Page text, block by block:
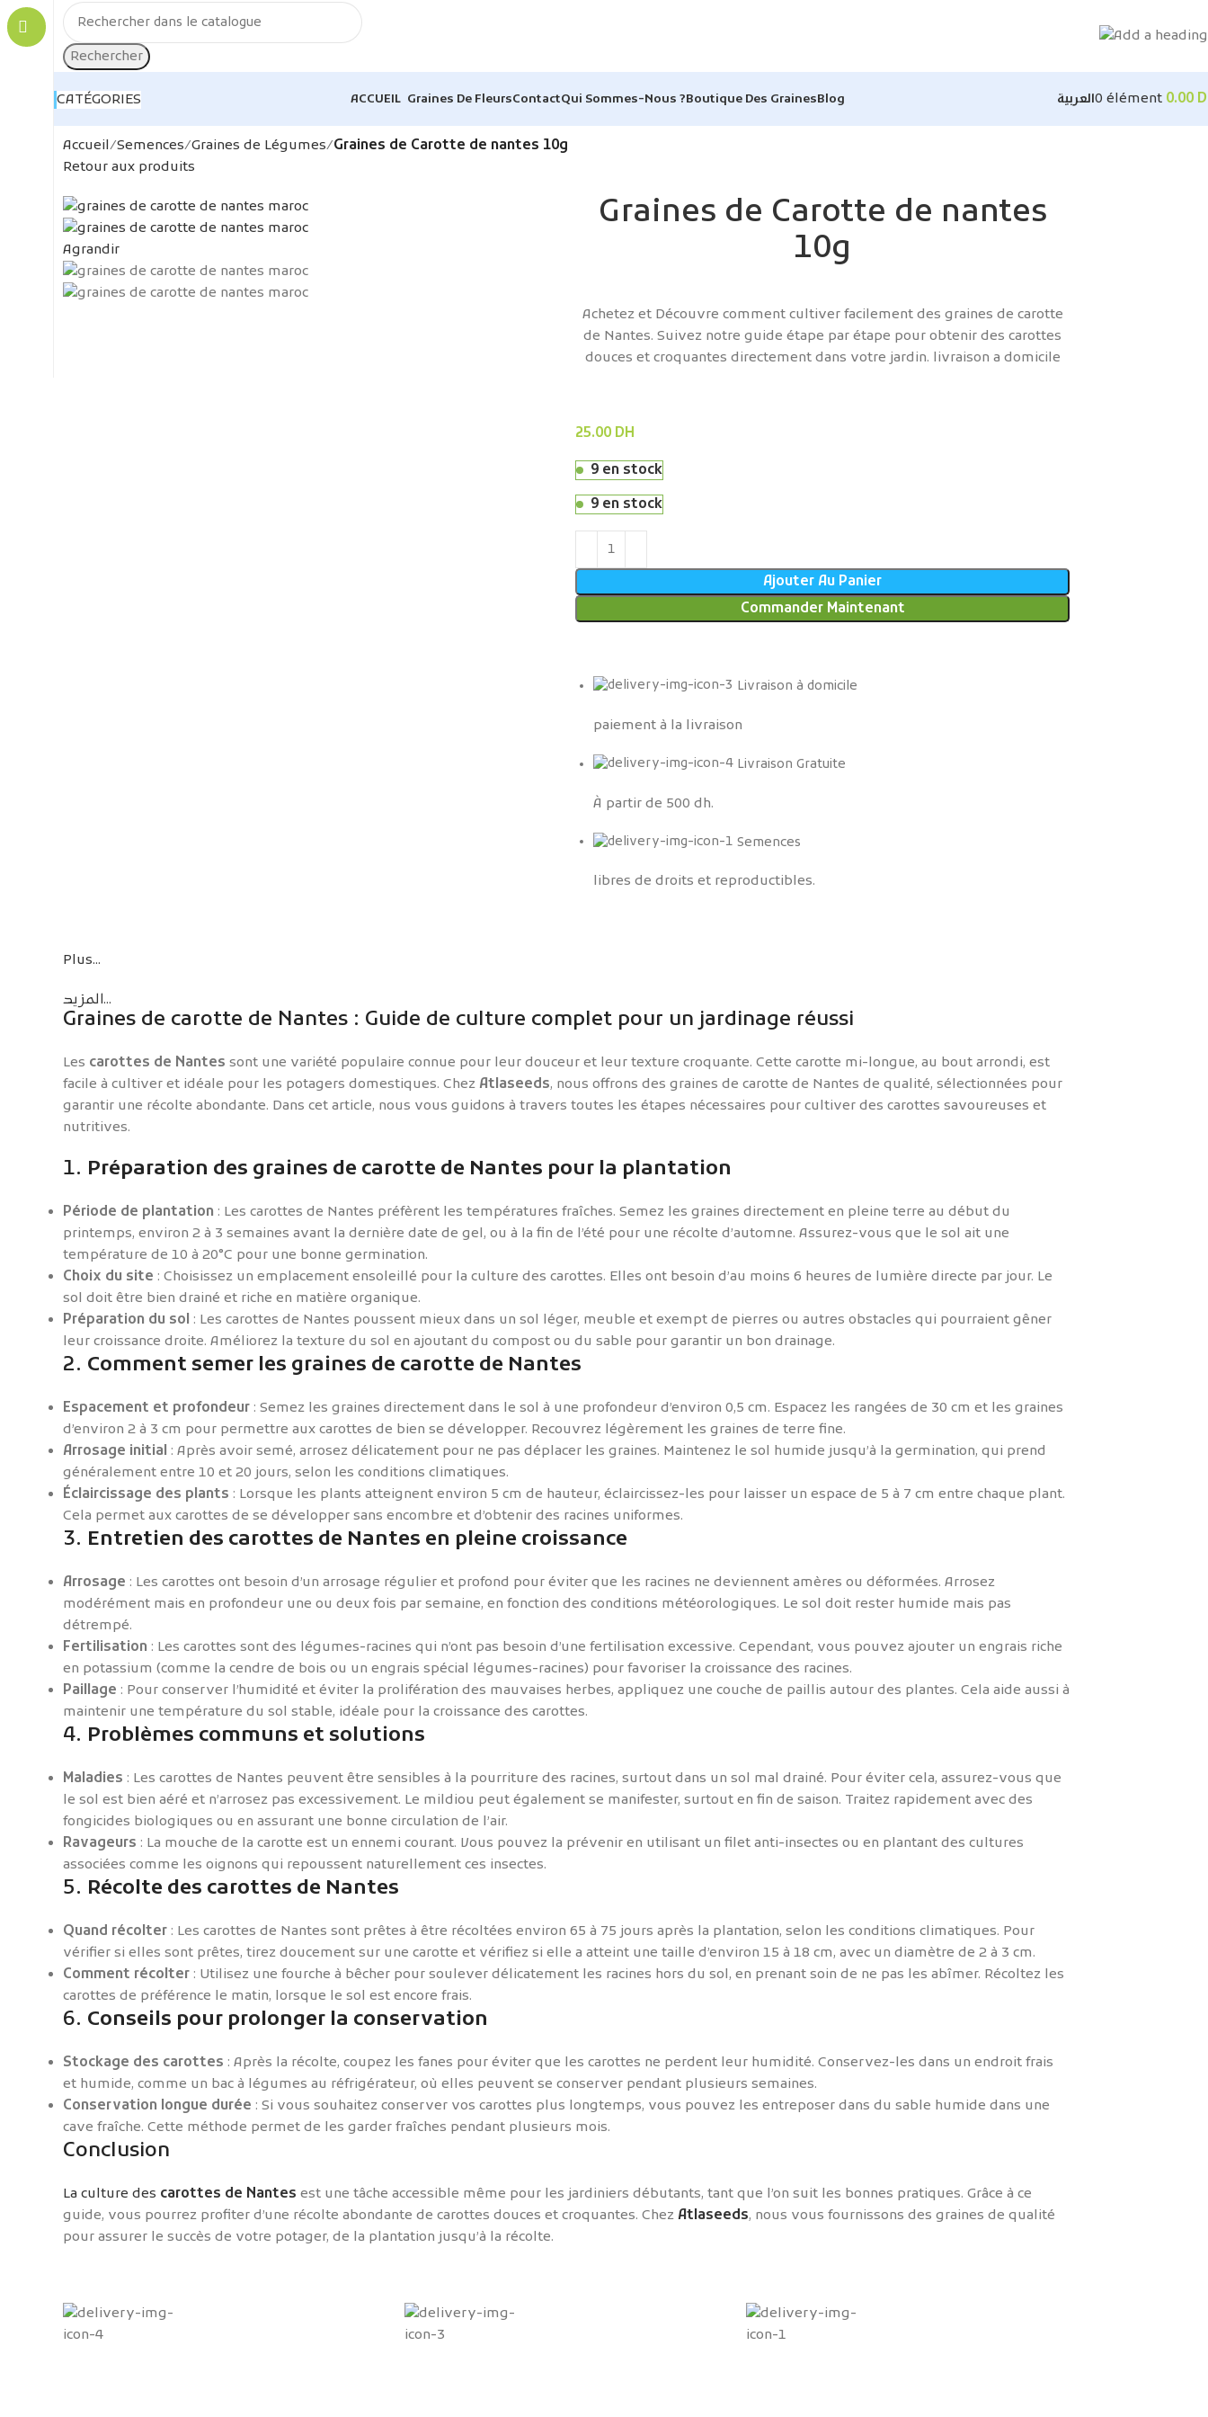
Rechercher
CATÉGORIES ACCUEIL Graines De FleursContactQui Sommes-Nous ?Boutique Des GrainesBlog العربية0 élément 0.00
Accueil Semences Graines de Légumes Graines de Carotte de nantes 10g
Retour aux produits
Agrandir
Graines de Carotte de nantes
10g
Achetez et Découvre comment cultiver facilement des graines de carotte
de Nantes. Suivez notre guide étape par étape pour obtenir des carottes
douces et croquantes directement dans votre jardin. livraison a domicile
25.00 DH
9 en stock
9 en stock
Ajouter Au Panier
Commander Maintenant
Livraison à domicile
paiement à la livraison
Livraison Gratuite
À partir de 500 dh.
Semences
libres de droits et reproductibles.
Plus...
المزيد...
Graines de carotte de Nantes : Guide de culture complet pour un jardinage réussi
Les carottes de Nantes sont une variété populaire connue pour leur douceur et leur texture croquante. Cette carotte mi-longue, au bout arrondi, est
facile à cultiver et idéale pour les potagers domestiques. Chez Atlaseeds, nous offrons des graines de carotte de Nantes de qualité, sélectionnées pour
garantir une récolte abondante. Dans cet article, nous vous guidons à travers toutes les étapes nécessaires pour cultiver des carottes savoureuses et
nutritives.
1. Préparation des graines de carotte de Nantes pour la plantation
Période de plantation : Les carottes de Nantes préfèrent les températures fraîches. Semez les graines directement en pleine terre au début du
printemps, environ 2 à 3 semaines avant la dernière date de gel, ou à la fin de l’été pour une récolte d’automne. Assurez-vous que le sol ait une
température de 10 à 20°C pour une bonne germination.
Choix du site : Choisissez un emplacement ensoleillé pour la culture des carottes. Elles ont besoin d’au moins 6 heures de lumière directe par jour. Le
sol doit être bien drainé et riche en matière organique.
Préparation du sol : Les carottes de Nantes poussent mieux dans un sol léger, meuble et exempt de pierres ou autres obstacles qui pourraient gêner
leur croissance droite. Améliorez la texture du sol en ajoutant du compost ou du sable pour garantir un bon drainage.
2. Comment semer les graines de carotte de Nantes
Espacement et profondeur : Semez les graines directement dans le sol à une profondeur d’environ 0,5 cm. Espacez les rangées de 30 cm et les graines
d’environ 2 à 3 cm pour permettre aux carottes de bien se développer. Recouvrez légèrement les graines de terre fine.
Arrosage initial : Après avoir semé, arrosez délicatement pour ne pas déplacer les graines. Maintenez le sol humide jusqu’à la germination, qui prend
généralement entre 10 et 20 jours, selon les conditions climatiques.
Éclaircissage des plants : Lorsque les plants atteignent environ 5 cm de hauteur, éclaircissez-les pour laisser un espace de 5 à 7 cm entre chaque plant.
Cela permet aux carottes de se développer sans encombre et d’obtenir des racines uniformes.
3. Entretien des carottes de Nantes en pleine croissance
Arrosage : Les carottes ont besoin d’un arrosage régulier et profond pour éviter que les racines ne deviennent amères ou déformées. Arrosez
modérément mais en profondeur une ou deux fois par semaine, en fonction des conditions météorologiques. Le sol doit rester humide mais pas
détrempé.
Fertilisation : Les carottes sont des légumes-racines qui n’ont pas besoin d’une fertilisation excessive. Cependant, vous pouvez ajouter un engrais riche
en potassium (comme la cendre de bois ou un engrais spécial légumes-racines) pour favoriser la croissance des racines.
Paillage : Pour conserver l’humidité et éviter la prolifération des mauvaises herbes, appliquez une couche de paillis autour des plantes. Cela aide aussi à
maintenir une température du sol stable, idéale pour la croissance des carottes.
4. Problèmes communs et solutions
Maladies : Les carottes de Nantes peuvent être sensibles à la pourriture des racines, surtout dans un sol mal drainé. Pour éviter cela, assurez-vous que
le sol est bien aéré et n’arrosez pas excessivement. Le mildiou peut également se manifester, surtout en fin de saison. Traitez rapidement avec des
fongicides biologiques ou en assurant une bonne circulation de l’air.
Ravageurs : La mouche de la carotte est un ennemi courant. Vous pouvez la prévenir en utilisant un filet anti-insectes ou en plantant des cultures
associées comme les oignons qui repoussent naturellement ces insectes.
5. Récolte des carottes de Nantes
Quand récolter : Les carottes de Nantes sont prêtes à être récoltées environ 65 à 75 jours après la plantation, selon les conditions climatiques. Pour
vérifier si elles sont prêtes, tirez doucement sur une carotte et vérifiez si elle a atteint une taille d’environ 15 à 18 cm, avec un diamètre de 2 à 3 cm.
Comment récolter : Utilisez une fourche à bêcher pour soulever délicatement les racines hors du sol, en prenant soin de ne pas les abîmer. Récoltez les
carottes de préférence le matin, lorsque le sol est encore frais.
6. Conseils pour prolonger la conservation
Stockage des carottes : Après la récolte, coupez les fanes pour éviter que les carottes ne perdent leur humidité. Conservez-les dans un endroit frais
et humide, comme un bac à légumes au réfrigérateur, où elles peuvent se conserver pendant plusieurs semaines.
Conservation longue durée : Si vous souhaitez conserver vos carottes plus longtemps, vous pouvez les entreposer dans du sable humide dans une
cave fraîche. Cette méthode permet de les garder fraîches pendant plusieurs mois.
Conclusion
La culture des carottes de Nantes est une tâche accessible même pour les jardiniers débutants, tant que l’on suit les bonnes pratiques. Grâce à ce
guide, vous pourrez profiter d’une récolte abondante de carottes douces et croquantes. Chez Atlaseeds, nous vous fournissons des graines de qualité
pour assurer le succès de votre potager, de la plantation jusqu’à la récolte.